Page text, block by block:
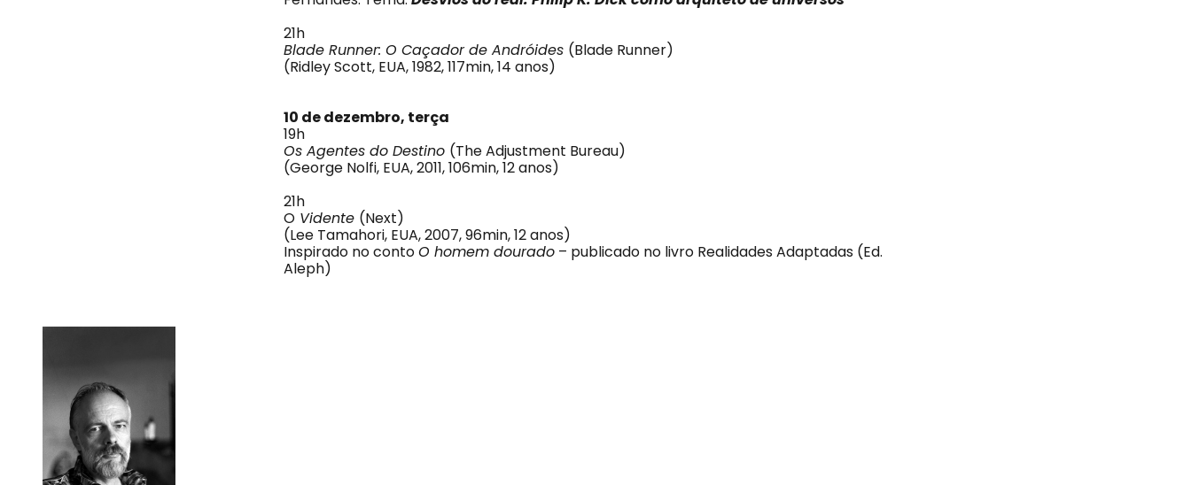
21h
Blade Runner: O Caçador de Andróides (Blade Runner)
(Ridley Scott, EUA, 1982, 117min, 14 anos)
10 de dezembro, terça
19h
Os Agentes do Destino (The Adjustment Bureau)
(George Nolfi, EUA, 2011, 106min, 12 anos)
21h
O Vidente (Next)
(Lee Tamahori, EUA, 2007, 96min, 12 anos)
Inspirado no contoO homem dourado – publicado no livro Realidades Adaptadas (Ed.
Aleph)